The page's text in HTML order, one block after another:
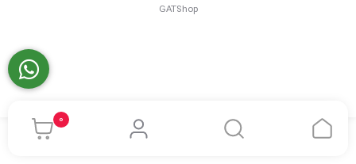
0
GATShop